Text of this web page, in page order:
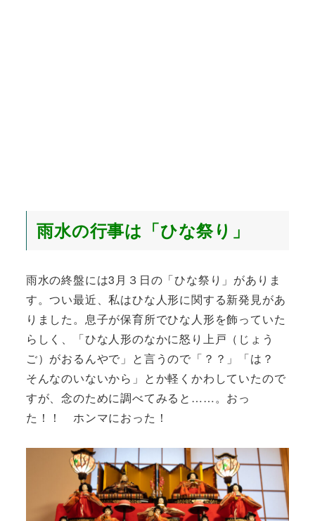
雨水の行事は「ひな祭り」
雨水の終盤には3月３日の「ひな祭り」がありま
す。つい最近、私はひな人形に関する新発見があ
りました。息子が保育所でひな人形を飾っていた
らしく、「ひな人形のなかに怒り上戸（じょう
ご）がおるんやで」と言うので「？？」「は？
そんなのいないから」とか軽くかわしていたので
すが、念のために調べてみると……。おっ
た！！ ホンマにおった！